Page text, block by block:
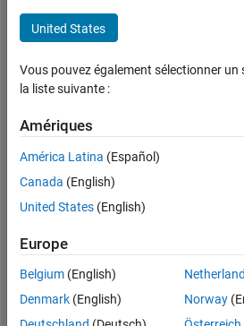
de 3
ans il
|
Actif
2022
Followers:
0
United States
Vous pouvez également sélectionner un
la liste suivante :
Amériques
América Latina (Español)
Canada (English)
United States (English)
Europe
Belgium (English)
Denmark (English)
Norway